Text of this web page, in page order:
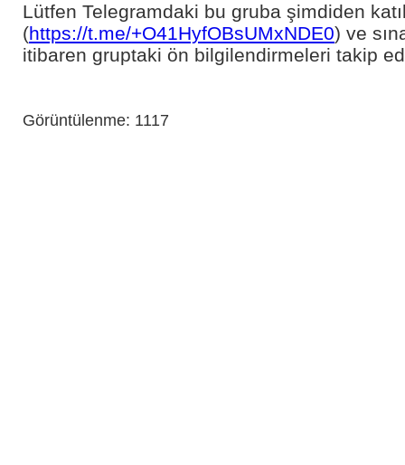
Lütfen Telegramdaki bu gruba şimdiden
(https://t.me/+O41HyfOBsUMxNDE0) ve
itibaren gruptaki ön bilgilendirmeleri takip
Görüntülenme: 1117